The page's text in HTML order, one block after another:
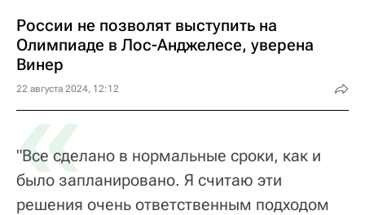
России не позволят выступить на
Олимпиаде в Лос-Анджелесе, уверена
Винер
22 августа 2024, 12:12
«
"Все сделано в нормальные сроки, как и
было запланировано. Я считаю эти
решения очень ответственным подходом